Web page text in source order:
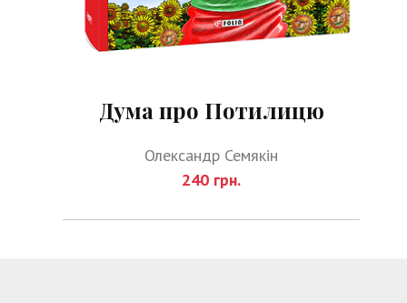
Дума про Потилицю
Олександр Семякін
240 грн.